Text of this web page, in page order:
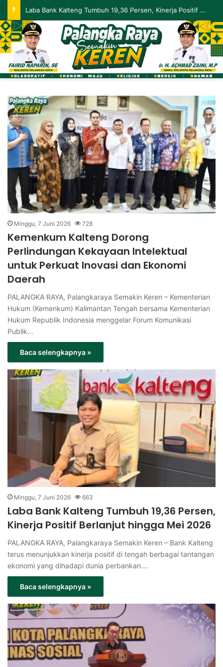
Palangka Raya Perluas Digitalisasi Perlindungan Sosial, Perkuat Akurasi Data dan Penyaluran Bansos
Minggu, 7 Juni 2026 728
Kemenkum Kalteng Dorong
Perlindungan Kekayaan Intelektual
untuk Perkuat Inovasi dan Ekonomi
Daerah
PALANGKA RAYA, Palangkaraya Semakin Keren – Kementerian
Hukum (Kemenkum) Kalimantan Tengah bersama Kementerian
Hukum Republik Indonesia menggelar Forum Komunikasi
Publik…
Baca selengkapnya »
Minggu, 7 Juni 2026 663
Laba Bank Kalteng Tumbuh 19,36 Persen,
Kinerja Positif Berlanjut hingga Mei 2026
PALANGKA RAYA, Palangkaraya Semakin Keren – Bank Kalteng
terus menunjukkan kinerja positif di tengah berbagai tantangan
ekonomi yang dihadapi dunia perbankan.…
Baca selengkapnya »